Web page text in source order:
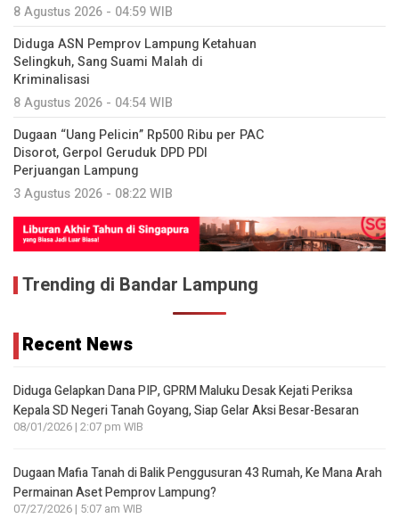
8 Agustus 2026 - 04:59 WIB
Diduga ASN Pemprov Lampung Ketahuan
Selingkuh, Sang Suami Malah di
Kriminalisasi
8 Agustus 2026 - 04:54 WIB
Dugaan “Uang Pelicin” Rp500 Ribu per PAC
Disorot, Gerpol Geruduk DPD PDI
Perjuangan Lampung
3 Agustus 2026 - 08:22 WIB
Trending di Bandar Lampung
Recent News
Diduga Gelapkan Dana PIP, GPRM Maluku Desak Kejati Periksa
Kepala SD Negeri Tanah Goyang, Siap Gelar Aksi Besar-Besaran
08/01/2026 | 2:07 pm WIB
Dugaan Mafia Tanah di Balik Penggusuran 43 Rumah, Ke Mana Arah
Permainan Aset Pemprov Lampung?
07/27/2026 | 5:07 am WIB